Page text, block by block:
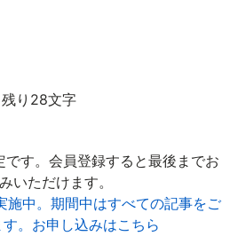
残り28文字
です。会員登録すると最後までお
いただけます。
施中。期間中はすべての記事をご
。お申し込みはこちら